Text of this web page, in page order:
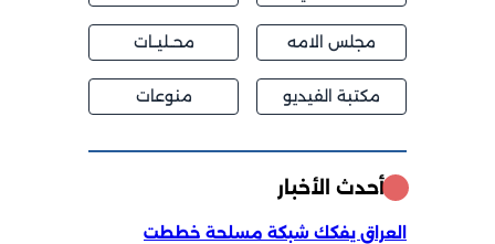
مجلس الامه محــليــات
مكتبة الفيديو منوعات
أحدث الأخبار
العراق يفكك شبكة مسلحة خططت